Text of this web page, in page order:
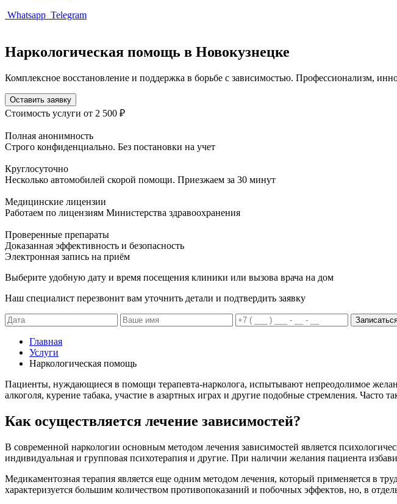
Whatsapp Telegram
Наркологическая помощь в Новокузнецке
Комплексное восстановление и поддержка в борьбе с зависимостью. Профессионализм,
Оставить заявку
Стоимость услуги от 2 500 ₽
Полная анонимность
Строго конфиденциально. Без постановки на учет
Круглосуточно
Несколько автомобилей скорой помощи. Приезжаем за 30 минут
Медицинские лицензии
Работаем по лицензиям Министерства здравоохранения
Проверенные препараты
Доказанная эффективность и безопасность
Электронная запись на приём
Выберите удобную дату и время посещения клиники или вызова врача на дом
Наш специалист перезвонит вам уточнить детали и подтвердить заявку
Главная
Услуги
Наркологическая помощь
Пациенты, нуждающиеся в помощи терапевта-нарколога, испытывают непреодолимое
алкоголя, курение табака, участие в азартных играх и другие подобные стремления. Часто
Как осуществляется лечение зависимостей?
В современной наркологии основным методом лечения зависимостей является
индивидуальная и групповая психотерапия и другие. При наличии желания пациента
Медикаментозная терапия является еще одним методом лечения, который применяется в
характеризуется большим количеством противопоказаний и побочных эффектов, но, в